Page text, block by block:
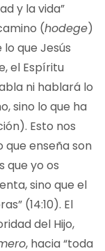
y la vida”
(hodege)
que Jesús
el Espíritu
ni hablará lo
sino lo que ha
Esto nos
que enseña son
que yo os
sino que el
(14:10). El
del Hijo,
, hacia “toda